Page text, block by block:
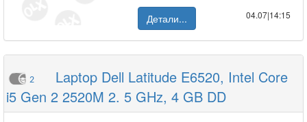
Детали... 04.07|14:15
2
Laptop Dell Latitude E6520, Intel Core
i5 Gen 2 2520M 2. 5 GHz, 4 GB DD